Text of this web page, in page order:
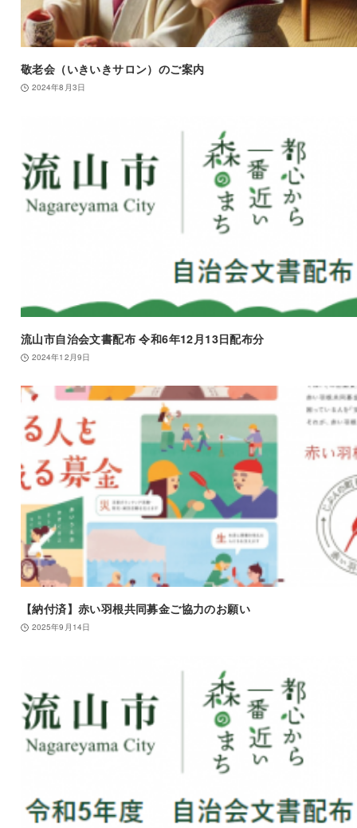
敬老会（いきいきサロン）のご案内
2024年8月3日
流山市自治会文書配布 令和6年12月13日配布分
2024年12月9日
【納付済】赤い羽根共同募金ご協力のお願い
2025年9月14日